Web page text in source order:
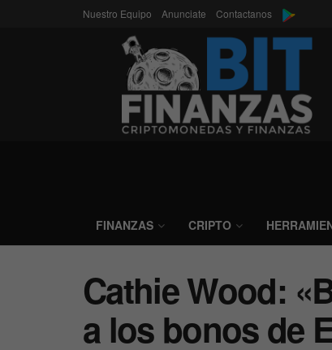
Nuestro Equipo Anunciate Contactanos
FINANZAS CRIPTO
Cathie Wood:
a los bonos de